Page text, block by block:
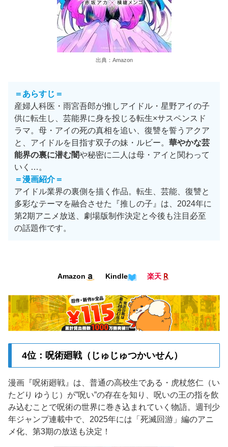
出典：Amazon
＝あらすじ＝
産婦人科医・雨宮吾郎が推しアイドル・星野アイの子
供に転生し、芸能界に身を投じる転生×サスペンスド
ラマ。母・アイの死の真相を追い、復讐を誓うアクア
と、アイドルを目指す双子の妹・ルビー。 華やかな芸
能界の裏に潜む闇や秘密に二人は母・アイと関わって
いく…。
＝漫画紹介＝
アイドル業界の裏側を描く作品。転生、芸能、復讐と
多彩なテーマを融合させた『推しの子』は、2024年に
第2期アニメ放送、劇場版制作決定と今後も注目必至
の話題作です。
Amazon Kindle 楽天
4位：呪術廻戦（じゅじゅつかいせん）
漫画『呪術廻戦』は、普通の高校生である・虎杖悠仁（い
たどり ゆうじ）が”呪い”の存在を知り、呪いの王の指を飲
み込むことで呪術の世界に巻き込まれていく物語。週刊少
年ジャンプ連載中で、2025年には「死滅回游」編のアニ
メ化、第3期の放送も決定！